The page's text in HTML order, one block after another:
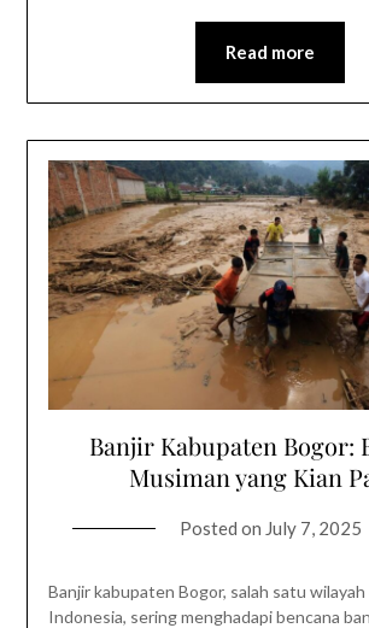
Read more
Banjir Kabupaten Bogor:
Musiman yang Kian
Posted on July 7, 2025
Banjir kabupaten Bogor, salah satu wilayah
Indonesia, sering menghadapi bencana